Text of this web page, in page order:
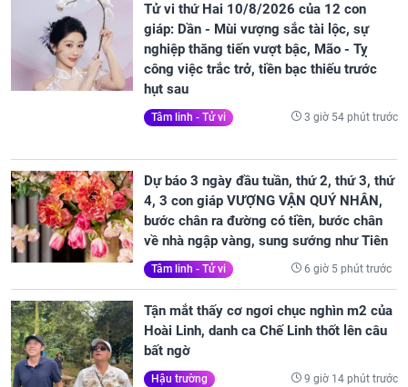
Tử vi thứ Hai 10/8/2026 của 12 con
giáp: Dần - Mùi vượng sắc tài lộc, sự
nghiệp thăng tiến vượt bậc, Mão - Tỵ
công việc trắc trở, tiền bạc thiếu trước
hụt sau
Tâm linh - Tử vi 3 giờ 54 phút trước
Dự báo 3 ngày đầu tuần, thứ 2, thứ 3, thứ
4, 3 con giáp VƯỢNG VẬN QUÝ NHÂN,
bước chân ra đường có tiền, bước chân
về nhà ngập vàng, sung sướng như Tiên
Tâm linh - Tử vi 6 giờ 5 phút trước
Tận mắt thấy cơ ngơi chục nghìn m2 của
Hoài Linh, danh ca Chế Linh thốt lên câu
bất ngờ
Hậu trường 9 giờ 14 phút trước